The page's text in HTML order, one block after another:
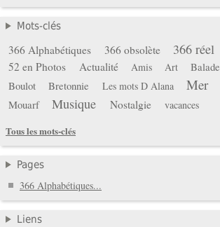
Mots-clés
366 Alphabétiques 366 obsolète 366 réel
52 en Photos
Actualité Amis Art Balade
Boulot
Bretonnie Les mots D Alana Mer
Mouarf Musique Nostalgie
vacances
Tous les mots-clés
Pages
366 Alphabétiques...
Liens